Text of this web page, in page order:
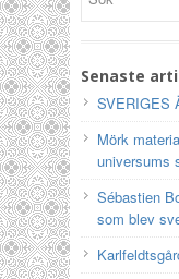
Senaste
SVERIGES
Mörk
universums
Sébastien
som blev